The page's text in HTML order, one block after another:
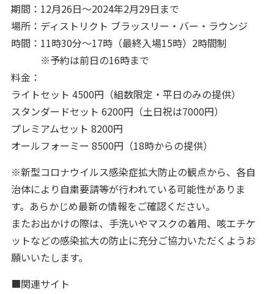
期間：12月26日～2024年2月29日まで
場所：ディストリクト ブラッスリー・バー・ラウンジ
時間：11時30分～17時（最終入場15時）2時間制
※予約は前日の16時まで
料金：
ライトセット 4500円（組数限定・平日のみの提供）
スタンダードセット 6200円（土日祝は7000円）
プレミアムセット 8200円
オールフォーミー 8500円（18時からの提供）
※新型コロナウイルス感染症拡大防止の観点から、各自
治体により自粛要請等が行われている可能性がありま
す。あらかじめ最新の情報をご確認ください。
またお出かけの際は、手洗いやマスクの着用、咳エチケ
ットなどの感染拡大の防止に充分ご協力いただくようお
願いいたします。
■関連サイト